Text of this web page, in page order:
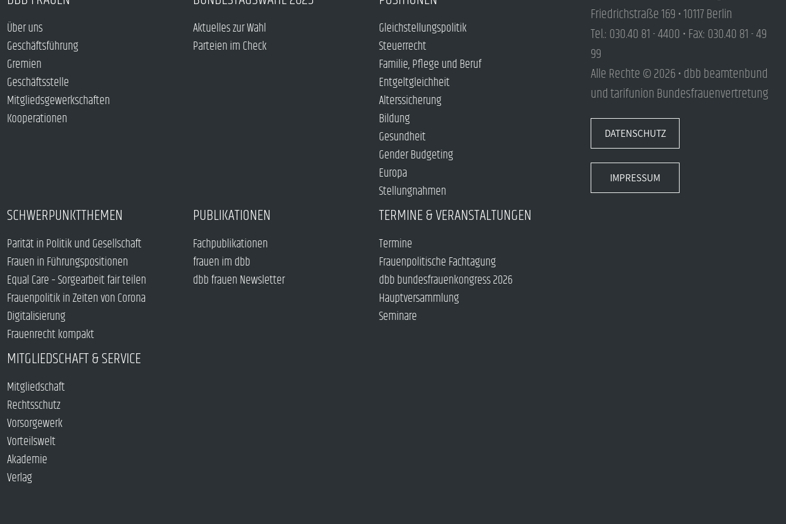
Über uns
Geschäftsführung
Gremien
Geschäftsstelle
Mitgliedsgewerkschaften
Kooperationen
Aktuelles zur Wahl
Parteien im Check
Gleichstellungspolitik
Steuerrecht
Familie, Pflege und Beruf
Entgeltgleichheit
Alterssicherung
Bildung
Gesundheit
Gender Budgeting
Europa
Stellungnahmen
SCHWERPUNKTTHEMEN
Parität in Politik und Gesellschaft
Frauen in Führungspositionen
Equal Care – Sorgearbeit fair teilen
Frauenpolitik in Zeiten von Corona
Digitalisierung
Frauenrecht kompakt
PUBLIKATIONEN
Fachpublikationen
frauen im dbb
dbb frauen Newsletter
TERMINE & VERANSTALTUNGEN
Termine
Frauenpolitische Fachtagung
dbb bundesfrauenkongress 2026
Hauptversammlung
Seminare
MITGLIEDSCHAFT & SERVICE
Mitgliedschaft
Rechtsschutz
Vorsorgewerk
Vorteilswelt
Akademie
Verlag
Friedrichstraße 169 • 10117 Berlin
Tel.: 030.40 81 - 4400 • Fax: 030.40 81 - 49
99
Alle Rechte © 2026 • dbb beamtenbund
und tarifunion Bundesfrauenvertretung
DATENSCHUTZ
IMPRESSUM